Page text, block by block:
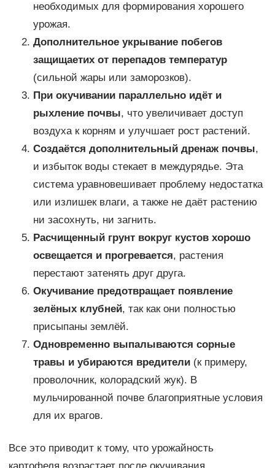
необходимых для формирования хорошего
урожая.
Дополнительное укрывание побегов
защищаетих от перепадов температур
(сильной жары или заморозков).
При окучивании параллельно идёт и
рыхление почвы, что увеличивает доступ
воздуха к корням и улучшает рост растений.
Создаётся дополнительный дренаж почвы,
и избыток воды стекает в междурядье. Эта
система уравновешивает проблему недостатка
или излишек влаги, а также не даёт растению
ни засохнуть, ни загнить.
Расчищенный грунт вокруг кустов хорошо
освещается и прогревается, растения
перестают затенять друг друга.
Окучивание предотвращает появление
зелёных клубней, так как они полностью
присыпаны землёй.
Одновременно выпалываются сорные
травы и убираются вредители(к примеру,
проволочник, колорадский жук). В
мульчированной почве благоприятные условия
для их врагов.
Все это приводит к тому, что урожайность